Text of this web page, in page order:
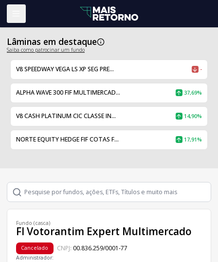
Lâminas em destaque
Saiba como patrocinar um fundo
V8 SPEEDWAY VEGA LS XP SEG PRE... -
ALPHA WAVE 300 FIF MULTIMERCAD... 37,69%
V8 CASH PLATINUM CIC CLASSE IN... 14,90%
NORTE EQUITY HEDGE FIF COTAS F... 17,91%
Fundo (casca)
FI Votorantim Expert Multimercado
Cancelado CNPJ: 00.836.259/0001-77
Administrador: